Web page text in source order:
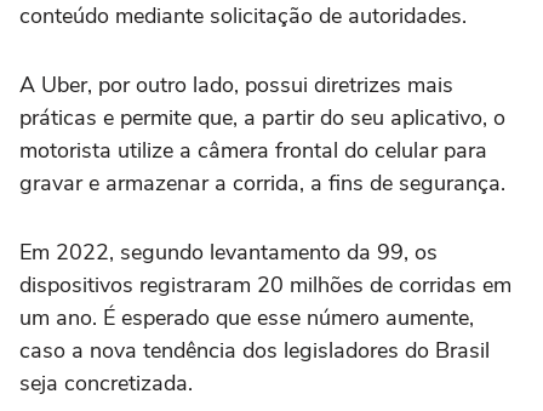
conteúdo mediante solicitação de autoridades.
A Uber, por outro lado, possui diretrizes mais
práticas e permite que, a partir do seu aplicativo, o
motorista utilize a câmera frontal do celular para
gravar e armazenar a corrida, a fins de segurança.
Em 2022, segundo levantamento da 99, os
dispositivos registraram 20 milhões de corridas em
um ano. É esperado que esse número aumente,
caso a nova tendência dos legisladores do Brasil
seja concretizada.